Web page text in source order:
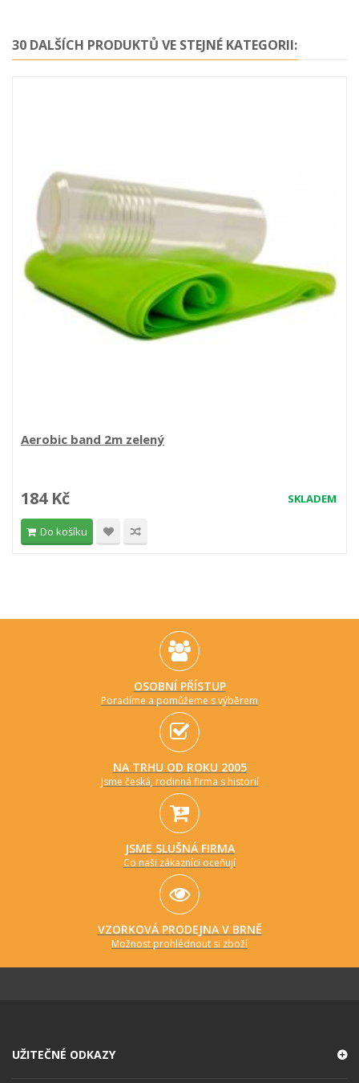
30 DALŠÍCH PRODUKTŮ VE STEJNÉ KATEGORII:
Aerobic band 2m zelený
SKLADEM
184 Kč
Do košíku
OSOBNÍ PŘÍSTUP
Poradíme a pomůžeme s výběrem
NA TRHU OD ROKU 2005
Jsme česká, rodinná firma s historií
JSME SLUŠNÁ FIRMA
Co naši zákazníci oceňují
VZORKOVÁ PRODEJNA V BRNĚ
Možnost prohlédnout si zboží
UŽITEČNÉ ODKAZY